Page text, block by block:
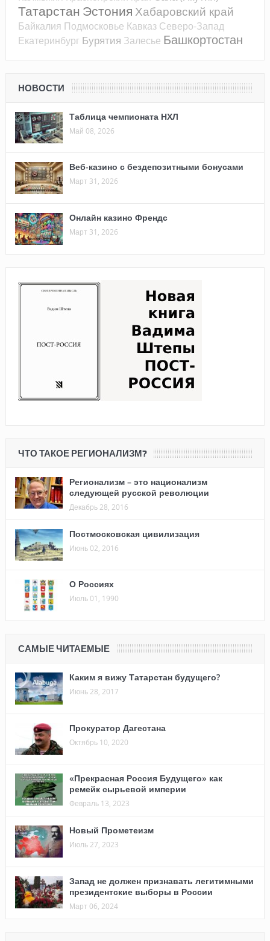
Татарстан Эстония Хабаровский край
Байкалия Подмосковье Кавказ Северо-Запад
Екатеринбург Бурятия Залесье Башкортостан
НОВОСТИ
Таблица чемпионата НХЛ
Май 08, 2026
Веб-казино с бездепозитными бонусами
Март 31, 2026
Онлайн казино Френдс
Март 31, 2026
ЧТО ТАКОЕ РЕГИОНАЛИЗМ?
Регионализм – это национализм
следующей русской революции
Декабрь 28, 2016
Постмосковская цивилизация
Июнь 02, 2016
О Россиях
Июль 01, 1990
САМЫЕ ЧИТАЕМЫЕ
Каким я вижу Татарстан будущего?
Июнь 28, 2017
Прокуратор Дагестана
Октябрь 10, 2020
«Прекрасная Россия Будущего» как
ремейк сырьевой империи
Февраль 13, 2023
Новый Прометеизм
Июль 27, 2023
Запад не должен признавать легитимными
президентские выборы в России
Март 06, 2024